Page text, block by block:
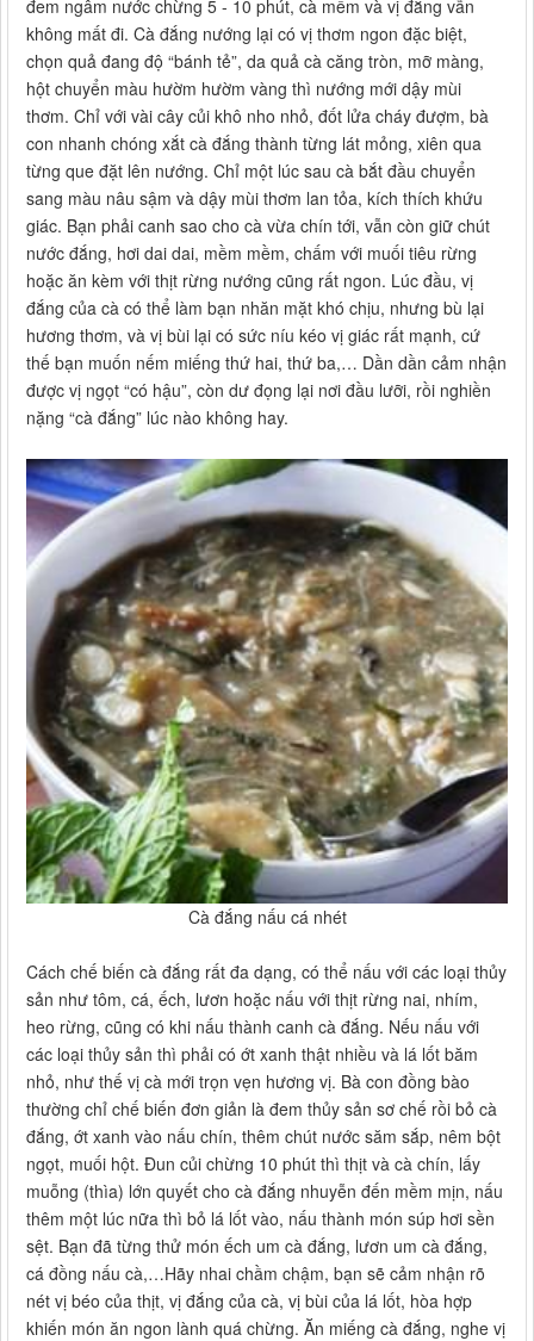
đem ngâm nước chừng 5 - 10 phút, cà mềm và vị đắng vẫn
không mất đi. Cà đắng nướng lại có vị thơm ngon đặc biệt,
chọn quả đang độ “bánh tẻ”, da quả cà căng tròn, mỡ màng,
hột chuyển màu hườm hườm vàng thì nướng mới dậy mùi
thơm. Chỉ với vài cây củi khô nho nhỏ, đốt lửa cháy đượm, bà
con nhanh chóng xắt cà đắng thành từng lát mỏng, xiên qua
từng que đặt lên nướng. Chỉ một lúc sau cà bắt đầu chuyển
sang màu nâu sậm và dậy mùi thơm lan tỏa, kích thích khứu
giác. Bạn phải canh sao cho cà vừa chín tới, vẫn còn giữ chút
nước đắng, hơi dai dai, mềm mềm, chấm với muối tiêu rừng
hoặc ăn kèm với thịt rừng nướng cũng rất ngon. Lúc đầu, vị
đắng của cà có thể làm bạn nhăn mặt khó chịu, nhưng bù lại
hương thơm, và vị bùi lại có sức níu kéo vị giác rất mạnh, cứ
thế bạn muốn nếm miếng thứ hai, thứ ba,… Dần dần cảm nhận
được vị ngọt “có hậu”, còn dư đọng lại nơi đầu lưỡi, rồi nghiền
nặng “cà đắng” lúc nào không hay.
Cà đắng nấu cá nhét
Cách chế biến cà đắng rất đa dạng, có thể nấu với các loại thủy
sản như tôm, cá, ếch, lươn hoặc nấu với thịt rừng nai, nhím,
heo rừng, cũng có khi nấu thành canh cà đắng. Nếu nấu với
các loại thủy sản thì phải có ớt xanh thật nhiều và lá lốt băm
nhỏ, như thế vị cà mới trọn vẹn hương vị. Bà con đồng bào
thường chỉ chế biến đơn giản là đem thủy sản sơ chế rồi bỏ cà
đắng, ớt xanh vào nấu chín, thêm chút nước săm sắp, nêm bột
ngọt, muối hột. Đun củi chừng 10 phút thì thịt và cà chín, lấy
muỗng (thìa) lớn quyết cho cà đắng nhuyễn đến mềm mịn, nấu
thêm một lúc nữa thì bỏ lá lốt vào, nấu thành món súp hơi sền
sệt. Bạn đã từng thử món ếch um cà đắng, lươn um cà đắng,
cá đồng nấu cà,…Hãy nhai chầm chậm, bạn sẽ cảm nhận rõ
nét vị béo của thịt, vị đắng của cà, vị bùi của lá lốt, hòa hợp
khiến món ăn ngon lành quá chừng. Ăn miếng cà đắng, nghe vị